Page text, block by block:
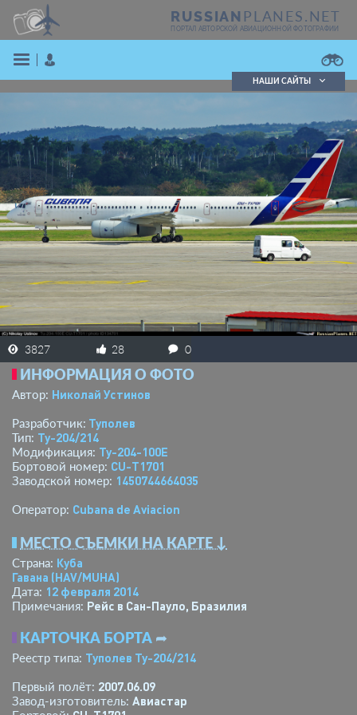
RUSSIAN PLANES.NET
ПОРТАЛ АВТОРСКОЙ АВИАЦИОННОЙ ФОТОГРАФИИ
ВОЙТИ
ЗАРЕГИСТРИРОВАТЬСЯ
Поиск в реестре
Кратко
Подробно
НАШИ САЙТЫ
3827 28 0
ИНФОРМАЦИЯ О ФОТО
Автор: Николай Устинов
Разработчик: Туполев
Тип: Ту-204/214
Модификация: Ту-204-100Е
Бортовой номер: CU-T1701
Заводской номер: 1450744664035
Оператор: Cubana de Aviacion
МЕСТО СЪЕМКИ НА КАРТЕ ↓
Страна: Куба
Гавана (HAV/MUHA)
Дата: 12 февраля 2014
Примечания: Рейс в Сан-Пауло, Бразилия
КАРТОЧКА БОРТА ➦
Реестр типа: Туполев Ту-204/214
Первый полёт: 2007.06.09
Завод-изготовитель: Авиастар